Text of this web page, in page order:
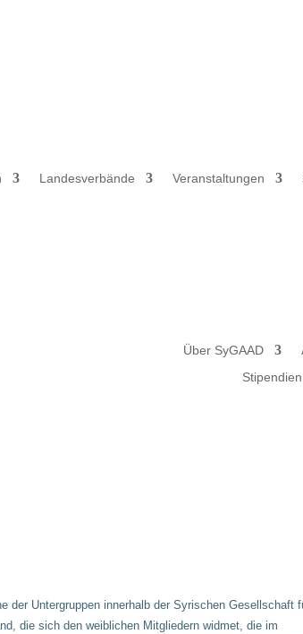
Landesverbände Veranstaltungen
Über SyGAAD
Stipendien
der Untergruppen innerhalb der Syrischen Gesellschaft
die sich den weiblichen Mitgliedern widmet, die im